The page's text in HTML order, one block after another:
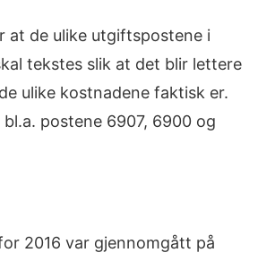
at de ulike utgiftspostene i
tekstes slik at det blir lettere
ulike kostnadene faktisk er.
postene 6907, 6900 og
2016 var gjennomgått på